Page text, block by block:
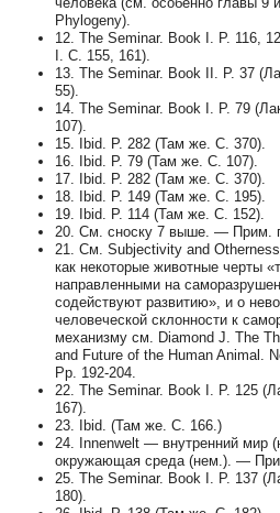
Phylogeny).
12. The Seminar. Book I. P. 116,
I. С. 155, 161).
13. The Seminar. Book II. P. 37
55).
14. The Seminar. Book I. P. 79
107).
15. Ibid. P. 282 (Там же. С. 370).
16. Ibid. P. 79 (Там же. С. 107).
17. Ibid. P. 282 (Там же. С. 370).
18. Ibid. P. 149 (Там же. С. 195).
19. Ibid. P. 114 (Там же. С. 152).
20. См. сноску 7 выше. — Прим.
21. См. Subjectivity and
как некоторые животные черты
направленными на
содействуют развитию», и о
человеческой склонности к
механизму см. Diamond J. The
and Future of the Human Animal.
Pp. 192-204.
22. The Seminar. Book I. P. 125
167).
23. Ibid. (Там же. С. 166.)
24. Innenwelt — внутренний мир
окружающая среда (нем.). —
25. The Seminar. Book I. P. 137
180).